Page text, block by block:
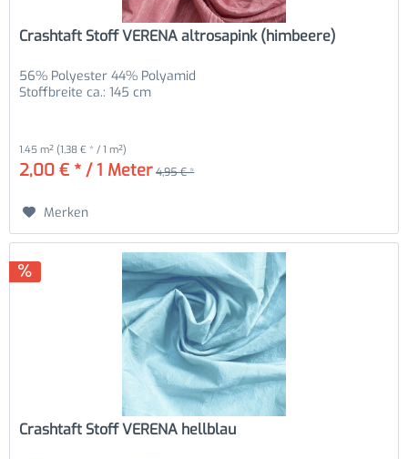
Crashtaft Stoff VERENA altrosapink (himbeere)
56% Polyester 44% Polyamid
Stoffbreite ca.: 145 cm
1.45 m² (1,38 € * / 1 m²)
2,00 € * / 1 Meter 4,95 € *
Merken
Crashtaft Stoff VERENA hellblau